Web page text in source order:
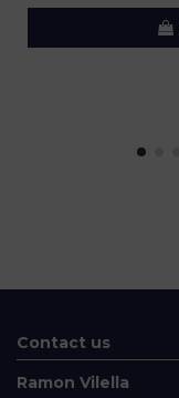
Contact us
Ramon Vilella